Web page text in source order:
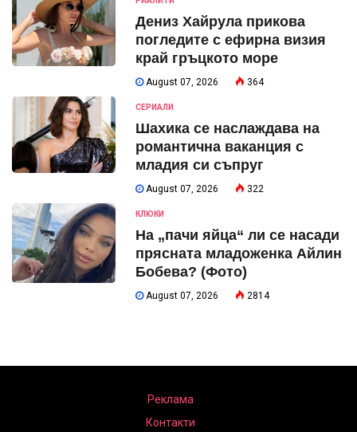
Дениз Хайрула прикова
погледите с ефирна визия
край гръцкото море
August 07, 2026 364
СЕРИАЛИ
Шахика се наслаждава на
романтична ваканция с
младия си съпруг
August 07, 2026 322
КЛЮКИ
На „пачи яйца“ ли се насади
прясната младоженка Айлин
Бобева? (Фото)
August 07, 2026 2814
Реклама
Контакти